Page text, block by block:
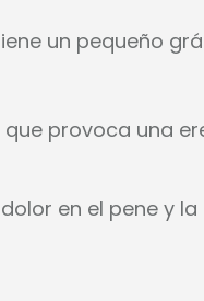
un pequeño
provoca una
en el pene y la